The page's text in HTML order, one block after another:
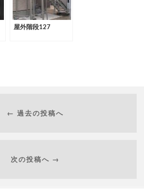
屋外階段127
← 過去の投稿へ
次の投稿へ →